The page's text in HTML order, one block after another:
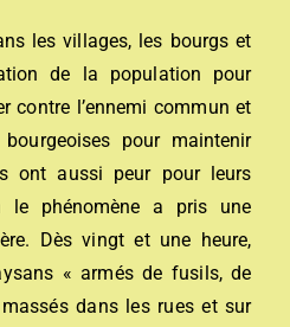
les villages, les bourgs et
de la population pour
contre l’ennemi commun et
pour maintenir
ont aussi peur pour leurs
le phénomène a pris une
Dès vingt et une heure,
« armés de fusils, de
dans les rues et sur